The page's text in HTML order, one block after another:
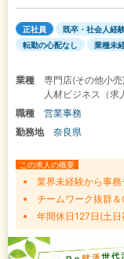
正社員 既卒・社会人経
転勤の心配なし
業種未
業種
専門店(その他小
人材ビジネス（求
職種
営業事務
勤務地
奈良県
この求人の概要
業界未経験から事
チームワーク抜群
年間休日127日(土